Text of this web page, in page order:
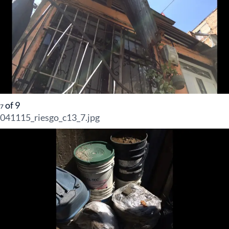
7 of9
041115_riesgo_c13_7.jpg